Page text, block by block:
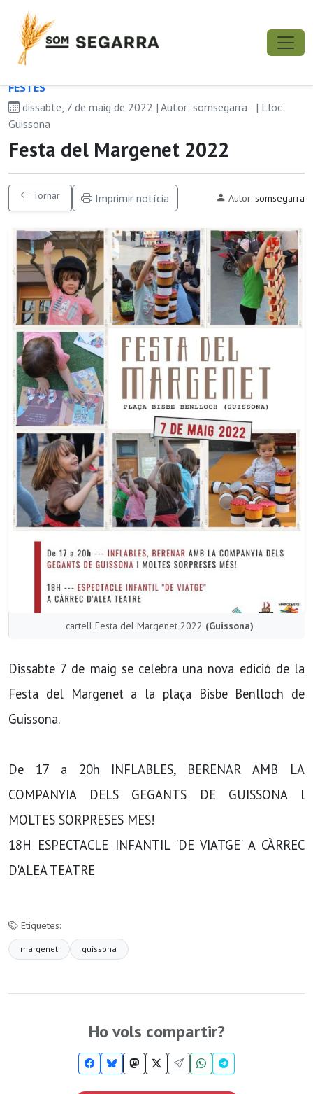
FESTES
dissabte, 7 de maig de 2022 | Autor: somsegarra
| Lloc:
Guissona
Festa del Margenet 2022
Tornar Imprimir notícia Autor: somsegarra
cartell Festa del Margenet 2022 (Guissona)
Dissabte 7 de maig se celebra una nova edició de la
Festa del Margenet a la plaça Bisbe Benlloch de
Guissona.
De 17 a 20h INFLABLES, BERENAR AMB LA
COMPANYIA DELS GEGANTS DE GUISSONA l
MOLTES SORPRESES MES!
18H ESPECTACLE INFANTIL 'DE VIATGE' A CÀRREC
D'ALEA TEATRE
Etiquetes:
margenet guissona
Ho vols compartir?